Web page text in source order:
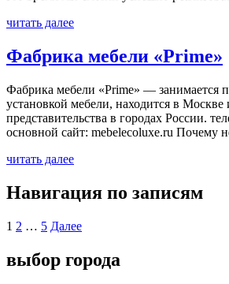
читать далее
Фабрика мебели «Prime»
Фабрика мебели «Prime» — занимается
установкой мебели, находится в Москве
представительства в городах России.
основной сайт: mebelecoluxe.ru Почему
читать далее
Навигация по записям
1 2 … 5 Далее
выбор города